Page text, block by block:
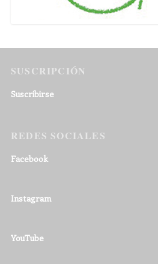
SUSCRIPCIÓN
Suscribirse
REDES SOCIALES
Facebook
Instagram
YouTube